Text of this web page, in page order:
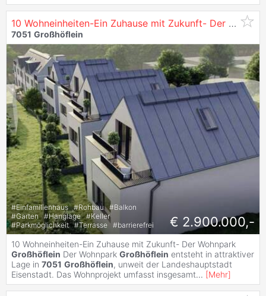
10 Wohneinheiten-Ein Zuhause mit Zukunft- Der Wohnpark
7051 Großhöflein
#Einfamilienhaus #Rohbau #Balkon
#Garten #Hanglage #Keller
#Parkmöglichkeit #Terrasse #barrierefrei € 2.900.000,-
10 Wohneinheiten-Ein Zuhause mit Zukunft- Der Wohnpark
Großhöflein Der Wohnpark Großhöflein entsteht in attraktiver
Lage in 7051 Großhöflein, unweit der Landeshauptstadt
Eisenstadt. Das Wohnprojekt umfasst insgesamt... [Mehr]